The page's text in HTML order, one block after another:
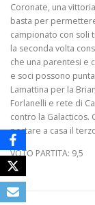
Coronate, una
basta per
campionato con soli
la seconda volta
che una parentesi e
e soci possono
Lamattina per la
Forlanelli e rete di
contro la Galacticos.
portare a casa il
VOTO PARTITA: 9,5